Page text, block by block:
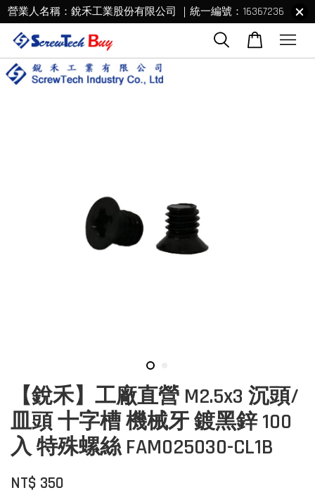
營業人名稱：銳禾工業股份有限公司 ｜統一編號：16367236
【銳禾】工廠直營 M2.5x3 沉頭/
皿頭 十字槽 機械牙 鍍黑鋅 100
入 特殊螺絲 FAM025030-CL1B
NT$ 350